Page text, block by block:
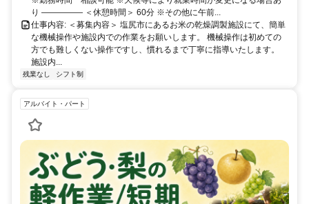
り ――――― ＜休憩時間＞ 60分 ※その他に午前...
仕事内容: ＜募集内容＞ 塩尻市にあるお米の乾燥調製施設にて、簡単
な機械操作や施設内での作業をお願いします。 機械操作は初めての
方でも難しくない操作ですし、慣れるまで丁寧に指導いたします。
施設内...
残業なし シフト制
アルバイト・パート